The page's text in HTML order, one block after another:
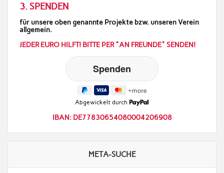
3. SPENDEN
für unsere oben genannte Projekte bzw. unseren Verein
allgemein.
JEDER EURO HILFT! BITTE PER "AN FREUNDE" SENDEN!
Abgewickelt durch
IBAN: DE77830654080004206908
META-SUCHE